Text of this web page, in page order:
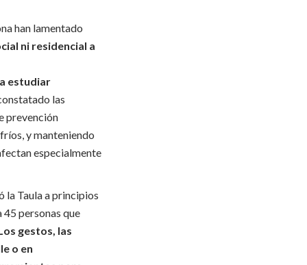
han lamentado
ni residencial a
estudiar
las
prevención
y manteniendo
especialmente
la Taula a principios
personas que
gestos, las
o en